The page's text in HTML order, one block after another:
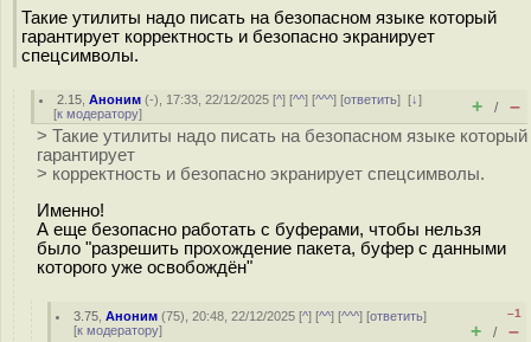
Такие утилиты надо писать на безопасном языке который
гарантирует корректность и безопасно экранирует
спецсимволы.
2.15 ,Аноним (-), 17:33, 22/12/2025 [^] [^^] [^^^] [ответить][↓]
[к модератору] + / –
> Такие утилиты надо писать на безопасном языке который
гарантирует
> корректность и безопасно экранирует спецсимволы.
Именно!
А еще безопасно работать с буферами, чтобы нельзя
было "разрешить прохождение пакета, буфер с данными
которого уже освобождён"
3.75 ,Аноним (75), 20:48, 22/12/2025 [^] [^^] [^^^] [ответить]
[к модератору]
–1
+ / –